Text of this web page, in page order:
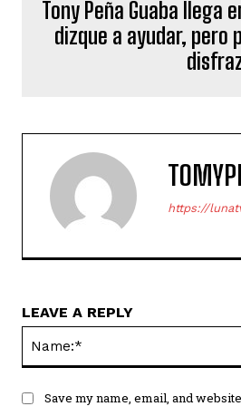
Tony Peña Guaba llega
dizque a ayudar, pero
https://
LEAVE A REPLY
Save my name, email, and